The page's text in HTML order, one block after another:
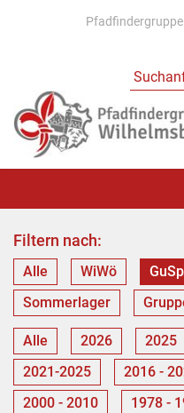
Filtern nach:
Alle WiWö GuSp
Sommerlager
Alle 2026 2025
2021-2025
2016 -
2000 - 2010
1978 -